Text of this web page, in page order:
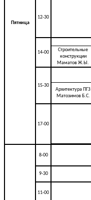
Пятница
12-30
14-00
Строительные
конструкции
Маматов Ж.Ы.
15-30
Архитектура ПГЗ
Матозимов Б.С.
17-00
8-00
9-30
11-00